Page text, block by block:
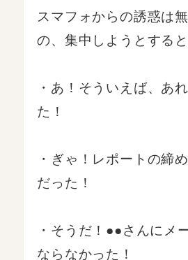
スマフォからの誘惑は
の、集中しようとすると
・あ！そういえば、あ
た！
・ぎゃ！レポートの締
だった！
・そうだ！●●さんにメ
ならなかった！